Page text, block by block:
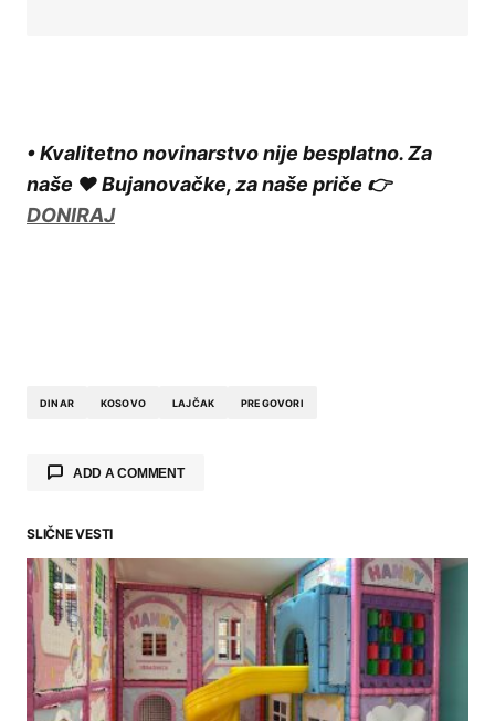
• Kvalitetno novinarstvo nije besplatno. Za
naše ❤️ Bujanovačke, za naše priče 👉
DONIRAJ
DINAR KOSOVO LAJČAK PREGOVORI
ADD A COMMENT
Your email address will not be published.
Required fields are marked*
Comment*
SLIČNE VESTI